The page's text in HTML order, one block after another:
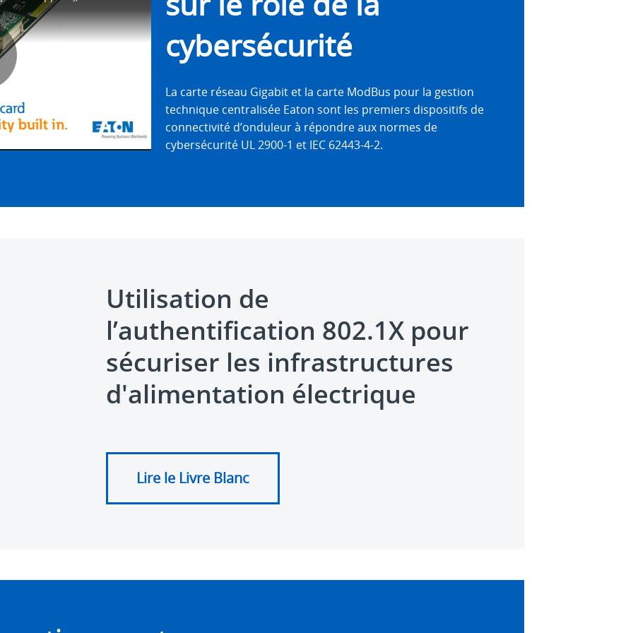
cybersécurité
La carte réseau Gigabit et la carte ModBus pour la gestion
technique centralisée Eaton sont les premiers dispositifs de
connectivité d’onduleur à répondre aux normes de
cybersécurité UL 2900-1 et IEC 62443-4-2.
Utilisation de
l’authentification 802.1X pour
sécuriser les infrastructures
d'alimentation électrique
Lire le Livre Blanc